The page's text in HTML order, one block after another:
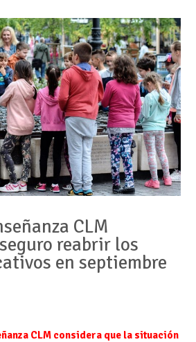
CLM
reabrir los
en septiembre
CLM considera que la situación